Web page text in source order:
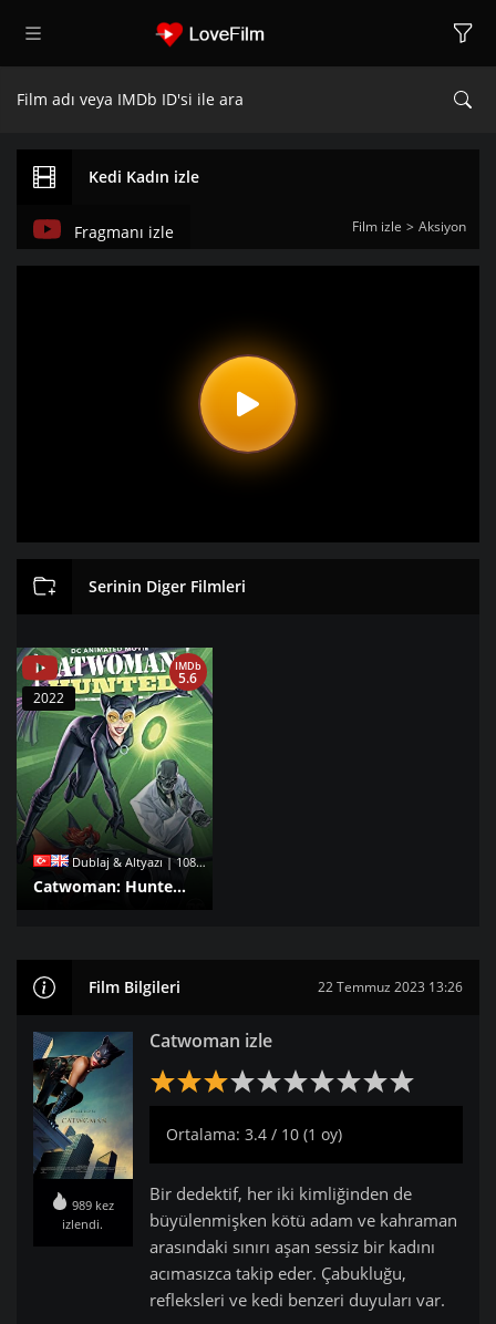
Kedi Kadın izle
Film izle Aksiyon
Fragmanı izle
Serinin Diger Filmleri
Dublaj & Altyazı | 1080p |
Catwoman: Hunted izle
IMDb
5.6
2022
Film Bilgileri 22 Temmuz 2023 13:26
989 kez
izlendi.
Catwoman izle
Ortalama: 3.4 / 10 (1 oy)
Bir dedektif, her iki kimliğinden de
büyülenmişken kötü adam ve kahraman
arasındaki sınırı aşan sessiz bir kadını
acımasızca takip eder. Çabukluğu,
refleksleri ve kedi benzeri duyuları var.